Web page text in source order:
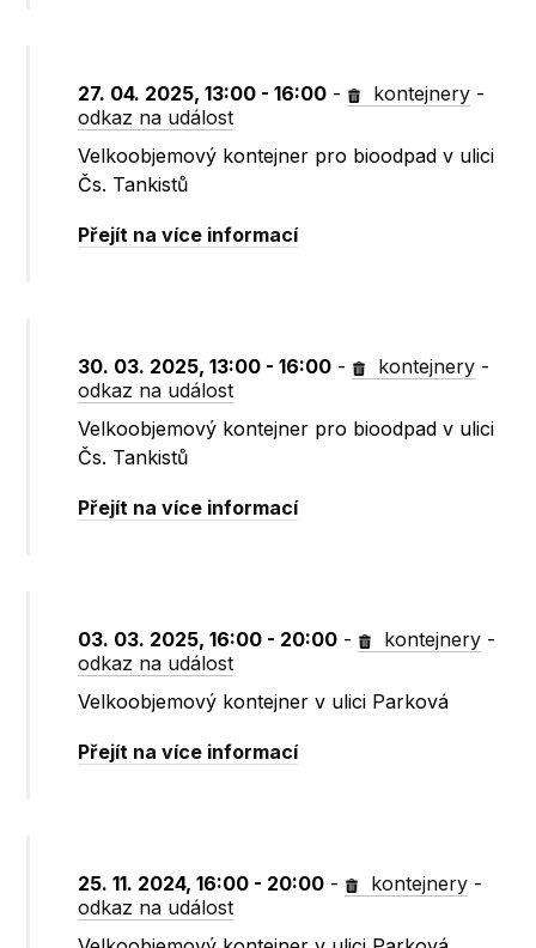
27. 04. 2025, 13:00 - 16:00 - kontejnery -
odkaz na událost
Velkoobjemový kontejner pro bioodpad v ulici
Čs. Tankistů
Přejít na více informací
30. 03. 2025, 13:00 - 16:00 - kontejnery -
odkaz na událost
Velkoobjemový kontejner pro bioodpad v ulici
Čs. Tankistů
Přejít na více informací
03. 03. 2025, 16:00 - 20:00 - kontejnery -
odkaz na událost
Velkoobjemový kontejner v ulici Parková
Přejít na více informací
25. 11. 2024, 16:00 - 20:00 - kontejnery -
odkaz na událost